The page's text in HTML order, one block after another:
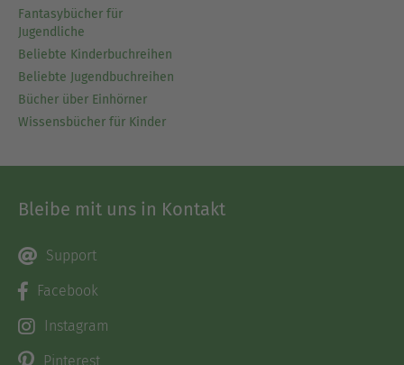
Fantasybücher für
Jugendliche
Beliebte Kinderbuchreihen
Beliebte Jugendbuchreihen
Bücher über Einhörner
Wissensbücher für Kinder
Bleibe mit uns in Kontakt
Support
Facebook
Instagram
Pinterest